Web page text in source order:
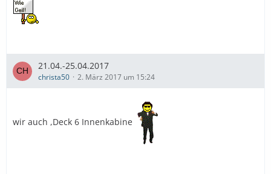
21.04.-25.04.2017
christa50 2. März 2017 um 15:24
wir auch ,Deck 6 Innenkabine